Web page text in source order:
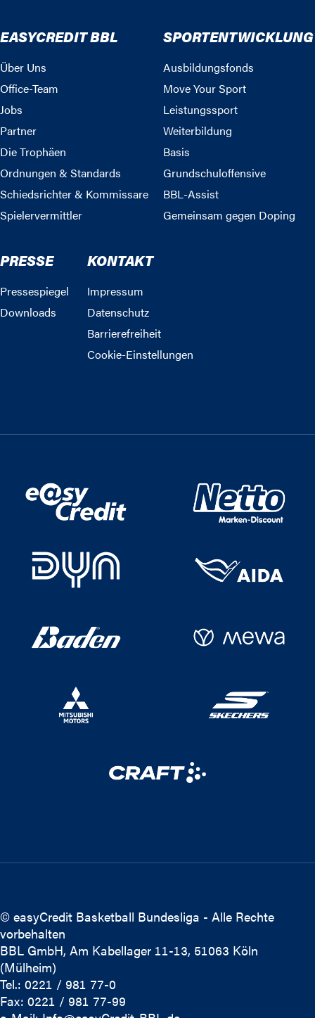
EASYCREDIT BBL
Über Uns
Office-Team
Jobs
Partner
Die Trophäen
Ordnungen & Standards
Schiedsrichter & Kommissare
Spielervermittler
SPORTENTWICKLUNG
Ausbildungsfonds
Move Your Sport
Leistungssport
Weiterbildung
Basis
Grundschuloffensive
BBL-Assist
Gemeinsam gegen Doping
PRESSE
Pressespiegel
Downloads
KONTAKT
Impressum
Datenschutz
Barrierefreiheit
Cookie-Einstellungen
© easyCredit Basketball Bundesliga - Alle Rechte
vorbehalten
BBL GmbH, Am Kabellager 11-13, 51063 Köln
(Mülheim)
Tel.: 0221 / 981 77-0
Fax: 0221 / 981 77-99